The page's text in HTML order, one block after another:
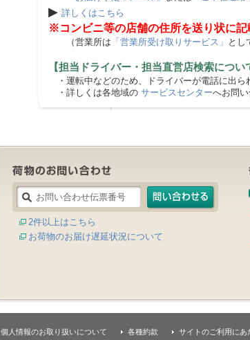
▶ 詳しくはこちら
※コンビニ等の店舗の住所を送り状に記
（営業所は 「営業所受け取りサービス」 とし
【担当ドライバー・担当直営店検索につい
・運転中などのため、ドライバーが電話に出ら
・詳しくは各地域の サービスセンターへお問い
2件以上はこちら
お荷物のお届け遅延状況について
個人情報のお取り扱いについて 各種約款 サイトのご利用にあ